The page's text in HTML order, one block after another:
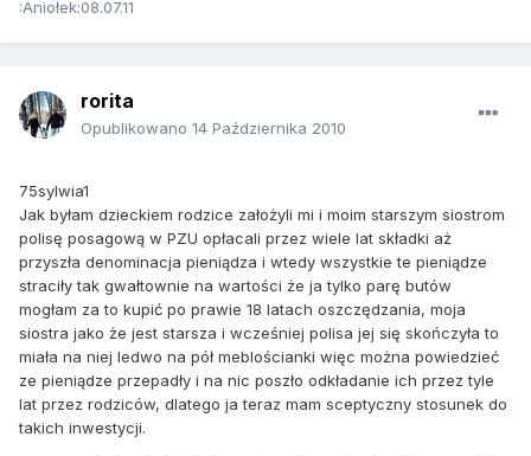
:Aniołek:08.07.11
rorita
Opublikowano 14 Października 2010
75sylwia1
Jak byłam dzieckiem rodzice założyli mi i moim starszym siostrom
polisę posagową w PZU opłacali przez wiele lat składki aż
przyszła denominacja pieniądza i wtedy wszystkie te pieniądze
straciły tak gwałtownie na wartości że ja tylko parę butów
mogłam za to kupić po prawie 18 latach oszczędzania, moja
siostra jako że jest starsza i wcześniej polisa jej się skończyła to
miała na niej ledwo na pół meblościanki więc można powiedzieć
ze pieniądze przepadły i na nic poszło odkładanie ich przez tyle
lat przez rodziców, dlatego ja teraz mam sceptyczny stosunek do
takich inwestycji.